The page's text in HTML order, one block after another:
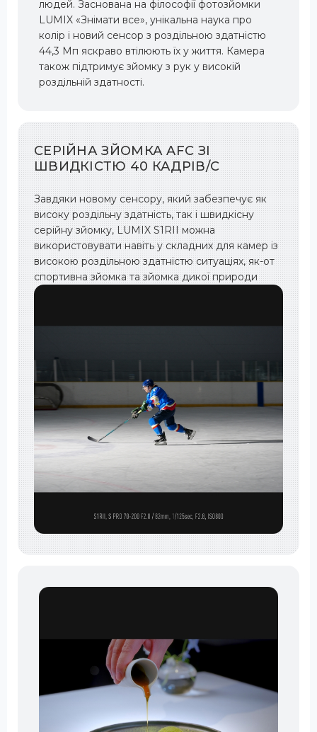
людей. Заснована на філософії фотозйомки
LUMIX «Знімати все», унікальна наука про
колір і новий сенсор з роздільною здатністю
44,3 Мп яскраво втілюють їх у життя. Камера
також підтримує зйомку з рук у високій
роздільній здатності.
СЕРІЙНА ЗЙОМКА AFC ЗІ
ШВИДКІСТЮ 40 КАДРІВ/С
Завдяки новому сенсору, який забезпечує як
високу роздільну здатність, так і швидкісну
серійну зйомку, LUMIX S1RII можна
використовувати навіть у складних для камер із
високою роздільною здатністю ситуаціях, як-от
спортивна зйомка та зйомка дикої природи